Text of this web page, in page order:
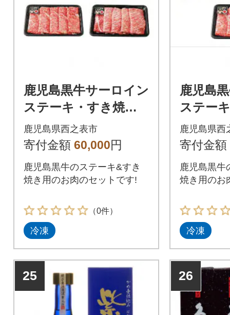
鹿児島黒牛サーロイン
ステーキ・すき焼き
セット【E-301】(西之
表市)
鹿児島県西之表市
寄付金額 60,000円
鹿児島黒牛のステーキ&すき
焼き用のお肉のセットです!
（0件）
冷凍
鹿児島
ステー
セット
表市)
鹿児島県西
寄付金額
鹿児島黒牛
焼き用のお
冷凍
25 26